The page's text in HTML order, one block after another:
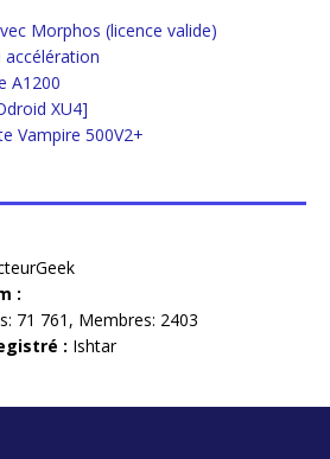
Morphos (licence valide)
accélération
A1200
XU4]
Vampire 500V2+
:
71 761, Membres: 2403
: Ishtar